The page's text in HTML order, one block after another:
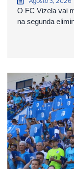
O FC Vizela vai
na segunda